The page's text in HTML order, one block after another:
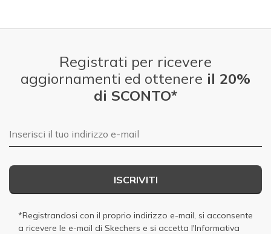
Registrati per ricevere
aggiornamenti ed ottenere il 20%
di SCONTO*
E-mail
ISCRIVITI
*Registrandosi con il proprio indirizzo e-mail, si acconsente
a ricevere le e-mail di Skechers e si accetta l'Informativa